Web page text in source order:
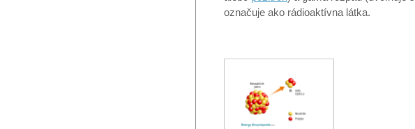
označuje ako rádioaktívna látka.